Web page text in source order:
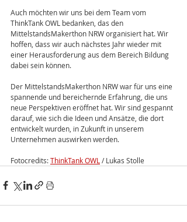
Auch möchten wir uns bei dem Team vom
ThinkTank OWL bedanken, das den
MittelstandsMakerthon NRW organisiert hat. Wir
hoffen, dass wir auch nächstes Jahr wieder mit
einer Herausforderung aus dem Bereich Bildung
dabei sein können.
Der MittelstandsMakerthon NRW war für uns eine
spannende und bereichernde Erfahrung, die uns
neue Perspektiven eröffnet hat. Wir sind gespannt
darauf, wie sich die Ideen und Ansätze, die dort
entwickelt wurden, in Zukunft in unserem
Unternehmen auswirken werden.
Fotocredits: ThinkTank OWL / Lukas Stolle